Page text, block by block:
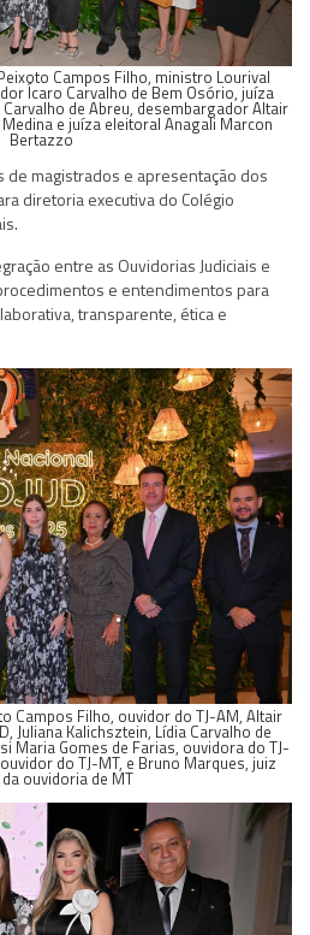
Campos Filho, ministro Lourival
Ícaro Carvalho de Bem Osório, juíza
de Abreu, desembargador Altair
e juíza eleitoral Anagali Marcon
Bertazzo
de magistrados e apresentação dos
diretoria executiva do Colégio
entre as Ouvidorias Judiciais e
e entendimentos para
transparente, ética e
Campos Filho, ouvidor do TJ-AM, Altair
Juliana Kalichsztein, Lídia Carvalho de
Maria Gomes de Farias, ouvidora do TJ-
do TJ-MT, e Bruno Marques, juiz
ouvidoria de MT